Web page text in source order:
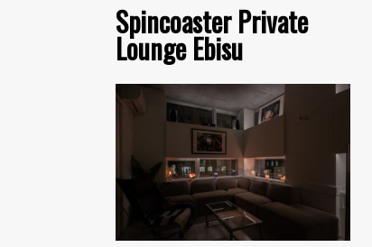
Spincoaster Private
Lounge Ebisu